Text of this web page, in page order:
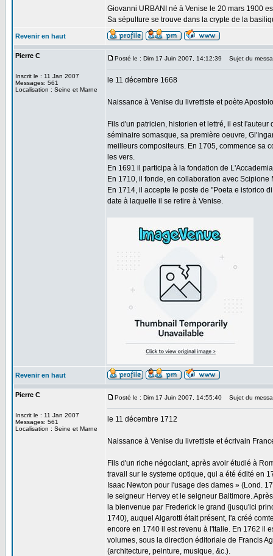
Giovanni URBANI né à Venise le 20 mars 1900
Sa sépulture se trouve dans la crypte de la
Revenir en haut
Pierre C
Inscrit le : 11 Jan 2007
Messages: 561
Localisation : Seine et Marne
Posté le : Dim 17 Juin 2007, 14:12:39 Sujet du
le 11 décembre 1668
Naissance à Venise du livrettiste et poète
Fils d'un patricien, historien et lettré, il est
séminaire somasque, sa première oeuvre,
meilleurs compositeurs. En 1705, commence sa
les vers.
En 1691 il participa à la fondation de
En 1710, il fonde, en collaboration avec
En 1714, il accepte le poste de "Poeta e istorico
date à laquelle il se retire à Venise.
Revenir en haut
Pierre C
Inscrit le : 11 Jan 2007
Messages: 561
Localisation : Seine et Marne
Posté le : Dim 17 Juin 2007, 14:55:40 Sujet du
le 11 décembre 1712
Naissance à Venise du livrettiste et écrivain
Fils d'un riche négociant, après avoir étudié à
travail sur le systeme optique, qui a été édité en
Isaac Newton pour l'usage des dames » (Lond.
le seigneur Hervey et le seigneur Baltimore.
la bienvenue par Frederick le grand (jusqu'ici
1740), auquel Algarotti était présent, l'a créé
encore en 1740 il est revenu à l'Italie. En 1762 il
volumes, sous la direction éditoriale de Francis
(architecture, peinture, musique, &c.).